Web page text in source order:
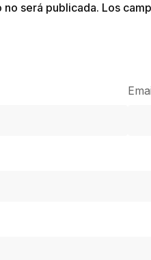
será publicada. Los